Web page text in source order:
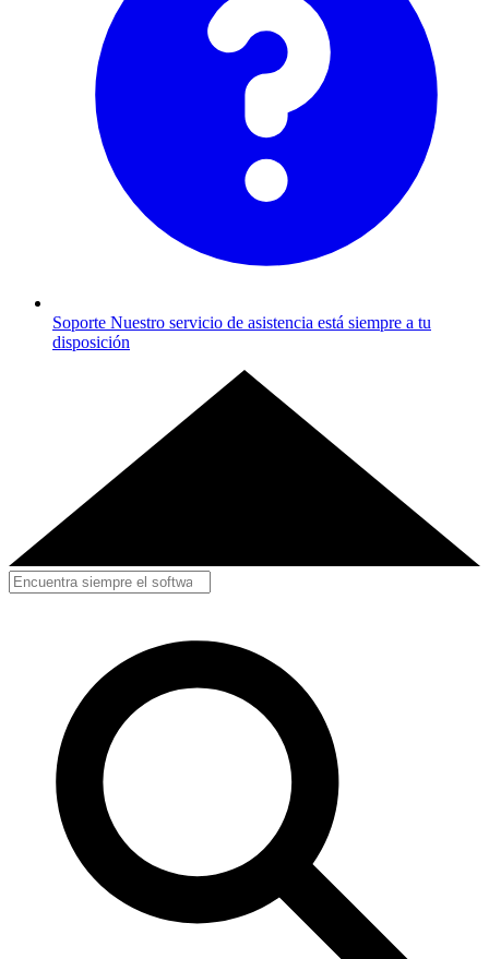
Soporte Nuestro servicio de asistencia está siempre a tu
disposición